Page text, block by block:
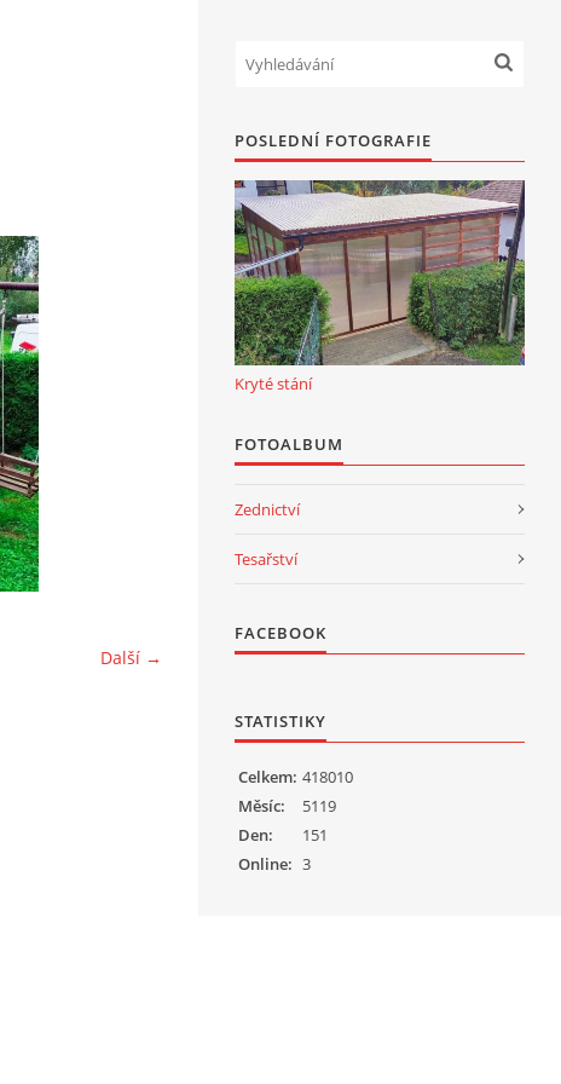
Další →
POSLEDNÍ FOTOGRAFIE
Kryté stání
FOTOALBUM
Zednictví
Tesařství
FACEBOOK
STATISTIKY
Online: 3
Celkem: 418010
Měsíc:
5119
Den:
151